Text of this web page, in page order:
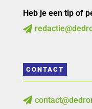
Heb je een tip of

CONTACT
